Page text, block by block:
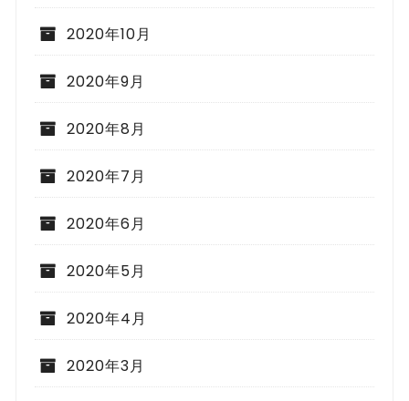
2020年10月
2020年9月
2020年8月
2020年7月
2020年6月
2020年5月
2020年4月
2020年3月